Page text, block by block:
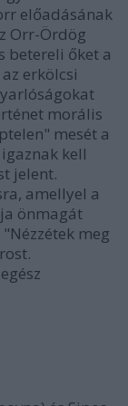
előadásának
Orr-Ördög
betereli őket a
erkölcsi
morális
mesét a
kell
jelent.
amellyel a
önmagát
meg